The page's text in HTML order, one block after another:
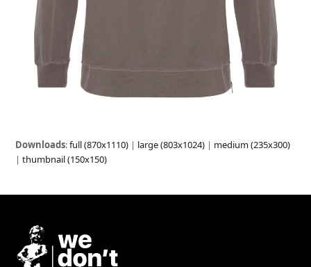
Downloads:full (870x1110) | large (803x1024) | medium (235x300)
|thumbnail (150x150)